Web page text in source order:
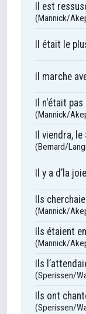
Il est
(Mannick/
Il était le
Il marche
Il n'était
(Mannick/
Il viendra,
(Bernard/
Il y a d’la joie
Ils
(Mannick/
Ils étaient
(Mannick/
Ils
(Sperissen/
Ils ont
(Sperissen/